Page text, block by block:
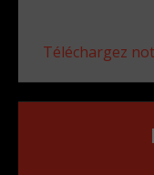
Téléchargez